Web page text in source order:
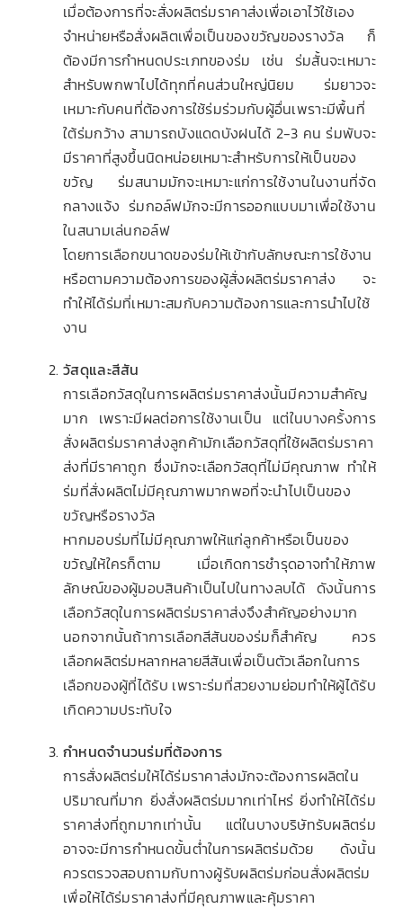
เมื่อต้องการที่จะสั่งผลิตร่มราคาส่งเพื่อเอาไว้ใช้เอง
จำหน่ายหรือสั่งผลิตเพื่อเป็นของขวัญของรางวัล ก็
ต้องมีการกำหนดประเภทของร่ม เช่น ร่มสั้นจะเหมาะ
สำหรับพกพาไปได้ทุกที่คนส่วนใหญ่นิยม ร่มยาวจะ
เหมาะกับคนที่ต้องการใช้ร่มร่วมกับผู้อื่นเพราะมีพื้นที่
ใต้ร่มกว้าง สามารถบังแดดบังฝนได้ 2-3 คน ร่มพับจะ
มีราคาที่สูงขึ้นนิดหน่อยเหมาะสำหรับการให้เป็นของ
ขวัญ ร่มสนามมักจะเหมาะแก่การใช้งานในงานที่จัด
กลางแจ้ง ร่มกอล์ฟมักจะมีการออกแบบมาเพื่อใช้งาน
ในสนามเล่นกอล์ฟ
โดยการเลือกขนาดของร่มให้เข้ากับลักษณะการใช้งาน
หรือตามความต้องการของผู้สั่งผลิตร่มราคาส่ง จะ
ทำให้ได้ร่มที่เหมาะสมกับความต้องการและการนำไปใช้
งาน
วัสดุและสีสัน
การเลือกวัสดุในการผลิตร่มราคาส่งนั้นมีความสำคัญ
มาก เพราะมีผลต่อการใช้งานเป็น แต่ในบางครั้งการ
สั่งผลิตร่มราคาส่งลูกค้ามักเลือกวัสดุที่ใช้ผลิตร่มราคา
ส่งที่มีราคาถูก ซึ่งมักจะเลือกวัสดุที่ไม่มีคุณภาพ ทำให้
ร่มที่สั่งผลิตไม่มีคุณภาพมากพอที่จะนำไปเป็นของ
ขวัญหรือรางวัล
หากมอบร่มที่ไม่มีคุณภาพให้แก่ลูกค้าหรือเป็นของ
ขวัญให้ใครก็ตาม เมื่อเกิดการชำรุดอาจทำให้ภาพ
ลักษณ์ของผู้มอบสินค้าเป็นไปในทางลบได้ ดังนั้นการ
เลือกวัสดุในการผลิตร่มราคาส่งจึงสำคัญอย่างมาก
นอกจากนั้นถ้าการเลือกสีสันของร่มก็สำคัญ ควร
เลือกผลิตร่มหลากหลายสีสันเพื่อเป็นตัวเลือกในการ
เลือกของผู้ที่ได้รับ เพราะร่มที่สวยงามย่อมทำให้ผู้ได้รับ
เกิดความประทับใจ
กำหนดจำนวนร่มที่ต้องการ
การสั่งผลิตร่มให้ได้ร่มราคาส่งมักจะต้องการผลิตใน
ปริมาณที่มาก ยิ่งสั่งผลิตร่มมากเท่าไหร่ ยิ่งทำให้ได้ร่ม
ราคาส่งที่ถูกมากเท่านั้น แต่ในบางบริษัทรับผลิตร่ม
อาจจะมีการกำหนดขั้นต่ำในการผลิตร่มด้วย ดังนั้น
ควรตรวจสอบถามกับทางผู้รับผลิตร่มก่อนสั่งผลิตร่ม
เพื่อให้ได้ร่มราคาส่งที่มีคุณภาพและคุ้มราคา